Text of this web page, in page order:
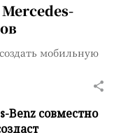
мобильную
Benz совместно